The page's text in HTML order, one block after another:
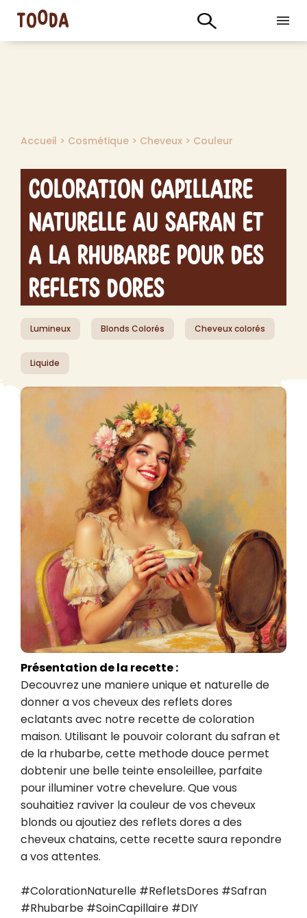
Accueil > Cosmétique > Cheveux > Couleur
Coloration Capillaire
Naturelle au Safran et
a la Rhubarbe pour des
Reflets Dores
Lumineux Blonds Colorés Cheveux colorés
Liquide
Présentation de la recette :
Decouvrez une maniere unique et naturelle de
donner a vos cheveux des reflets dores
eclatants avec notre recette de coloration
maison. Utilisant le pouvoir colorant du safran et
de la rhubarbe, cette methode douce permet
dobtenir une belle teinte ensoleillee, parfaite
pour illuminer votre chevelure. Que vous
souhaitiez raviver la couleur de vos cheveux
blonds ou ajoutiez des reflets dores a des
cheveux chatains, cette recette saura repondre
a vos attentes.
#ColorationNaturelle #RefletsDores #Safran
#Rhubarbe #SoinCapillaire #DIY